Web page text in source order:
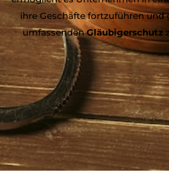
ihre Geschäfte fortzuführen und
umfassendenGläubigerschutz